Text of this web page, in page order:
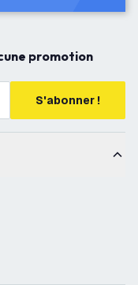
promotion
S'abonner !